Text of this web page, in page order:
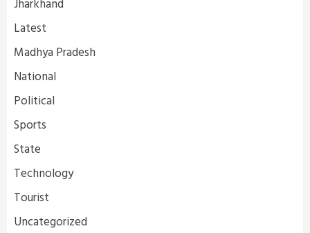
Jharkhand
Latest
Madhya Pradesh
National
Political
Sports
State
Technology
Tourist
Uncategorized